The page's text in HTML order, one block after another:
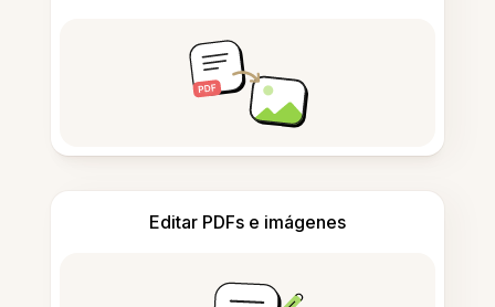
Editar PDFs e imágenes